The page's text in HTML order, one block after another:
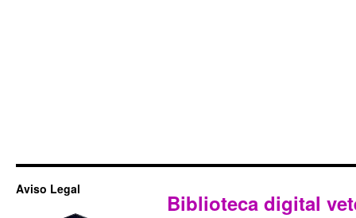
Aviso Legal
Biblioteca digital